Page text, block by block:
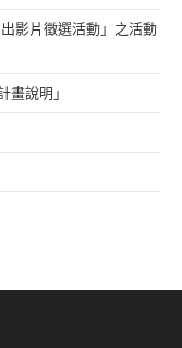
影片徵選活動」之活動
說明」